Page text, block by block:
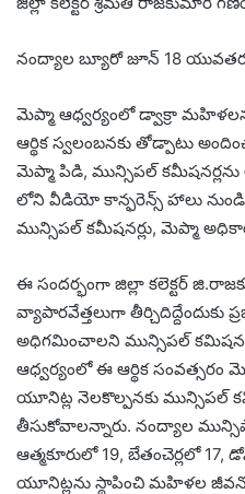
నంద్యాల బ్యూరో జూన్ 18
మెప్మా ఆధ్వర్యంలో డ్వాక్రా
ఆర్థిక స్వలంబనకు తోడ్పాటు
మెప్మా పిడి, మున్సిపల్
లోని వీడియో కాన్ఫరెన్స్ హాలు
మున్సిపల్ కమీషనర్లు, మెప్మా
ఈ సందర్భంగా జిల్లా కలెక్టర్
వ్యాపారవేత్తలుగా తీర్చిదిద్దేందుకు
అధిగమించాలని మున్సిపల్
ఆధ్వర్యంలో ఈ ఆర్థిక సంవత్సరం
యూనిట్ల నెలకొల్పనకు మున్సిపల్
తీసుకోవాలన్నారు. నంద్యాల
ఆత్మకూరులో 19, బేతంచెర్లలో 17,
యూనిట్లను స్థాపించి మహిళల